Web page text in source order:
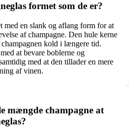
formet som de er?
med en slank og aflang form for at
af champagne. Den hule kerne
kold i længere tid.
at bevare boblerne og
med at den tillader en mere
af vinen.
mængde champagne at